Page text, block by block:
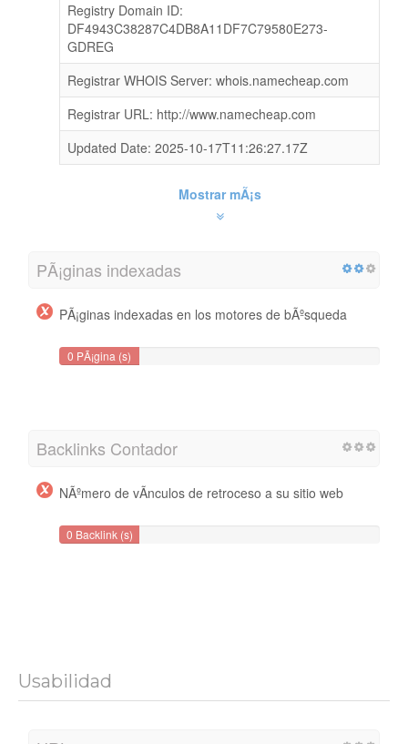
Registry Domain ID:
DF4943C38287C4DB8A11DF7C79580E273-
GDREG
Registrar WHOIS Server: whois.namecheap.com
Registrar URL: http://www.namecheap.com
Updated Date: 2025-10-17T11:26:27.17Z
Mostrar mÃ¡s
PÃ¡ginas indexadas
PÃ¡ginas indexadas en los motores de bÃºsqueda
0 PÃ¡gina (s)
Backlinks Contador
NÃºmero de vÃ­nculos de retroceso a su sitio web
0 Backlink (s)
Usabilidad